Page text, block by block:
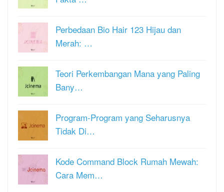
Perbedaan Bio Hair 123 Hijau dan
Merah: …
Teori Perkembangan Mana yang Paling
Bany…
Program-Program yang Seharusnya
Tidak Di…
Kode Command Block Rumah Mewah:
Cara Mem…